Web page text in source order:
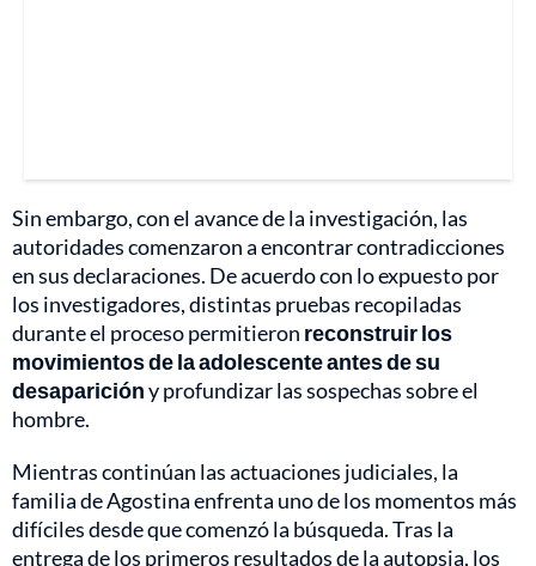
Sin embargo, con el avance de la investigación, las
autoridades comenzaron a encontrar contradicciones
en sus declaraciones. De acuerdo con lo expuesto por
los investigadores, distintas pruebas recopiladas
durante el proceso permitieron reconstruir los
movimientos de la adolescente antes de su
desaparicióny profundizar las sospechas sobre el
hombre.
Mientras continúan las actuaciones judiciales, la
familia de Agostina enfrenta uno de los momentos más
difíciles desde que comenzó la búsqueda. Tras la
entrega de los primeros resultados de la autopsia, los